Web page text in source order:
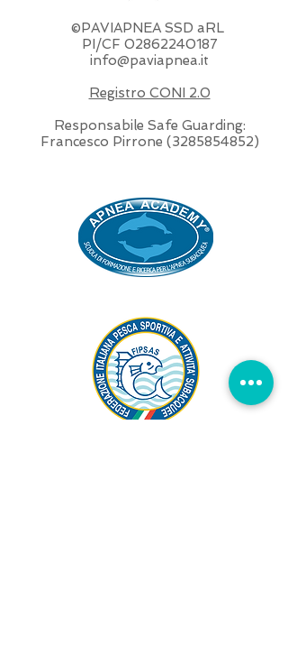
©PAVIAPNEA SSD aRL
​PI/CF 02862240187
info@paviapnea.it
Registro CONI 2.0
Responsabile Safe Guarding:
Francesco Pirrone (3285854852)